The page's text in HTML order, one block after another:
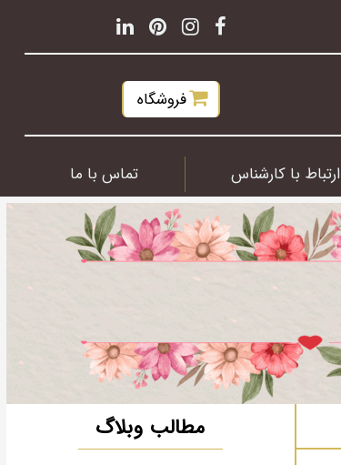
فروشگاه
ارتباط با کارشناس تماس با ما
مطالب وبلاگ